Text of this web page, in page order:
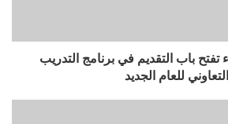
تفتح باب التقديم في برنامج التدريب
التعاوني للعام الجديد